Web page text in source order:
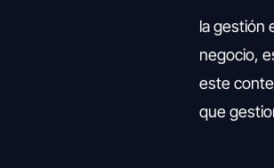
la gestión
negocio,
este
que